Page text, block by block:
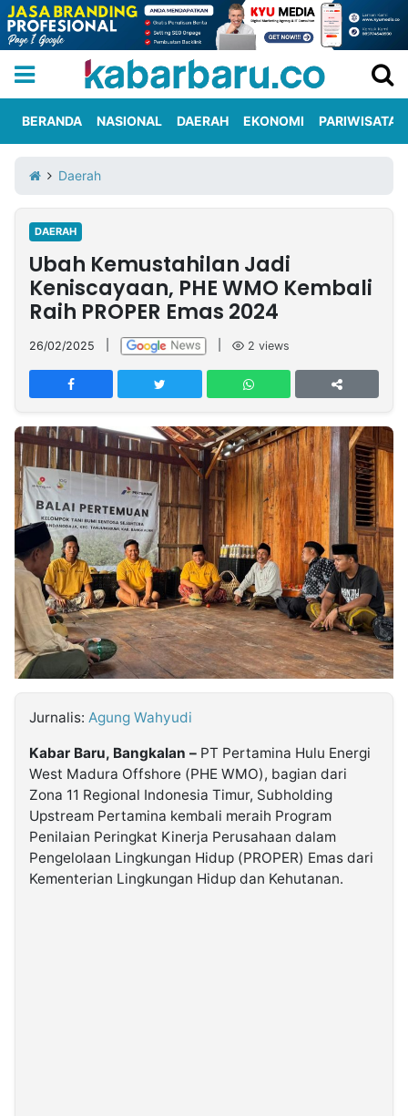
Iklan
Berita
Kami
Nasional
International
Olahraga
Entertainment
Daerah
Pariwisata
Kuliner
Kolom
Network
PT
TREETAN
INDONESIA
Partner
Insight
NTB
Suara
Time
Lens
IDN
Daily
Jogja
Jalan
Rakyat
Idealita
News
Kita
Notice
Dinamikapost.com
Radar
Baru
Seedbacklink
Follow
Kabarbaru
Kabarbaru.co
BERANDA NASIONAL DAERAH EKONOMI PARIWISATA
Daerah
DAERAH
Ubah Kemustahilan Jadi
Keniscayaan, PHE WMO Kembali
Raih PROPER Emas 2024
26/02/2025 2 views
Jurnalis: Agung Wahyudi
Kabar Baru, Bangkalan – PT Pertamina Hulu Energi
West Madura Offshore (PHE WMO), bagian dari
Zona 11 Regional Indonesia Timur, Subholding
Upstream Pertamina kembali meraih Program
Penilaian Peringkat Kinerja Perusahaan dalam
Pengelolaan Lingkungan Hidup (PROPER) Emas dari
Kementerian Lingkungan Hidup dan Kehutanan.